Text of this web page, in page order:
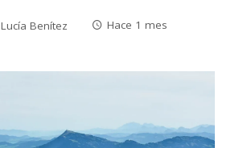
Lucía Benítez Hace 1 mes